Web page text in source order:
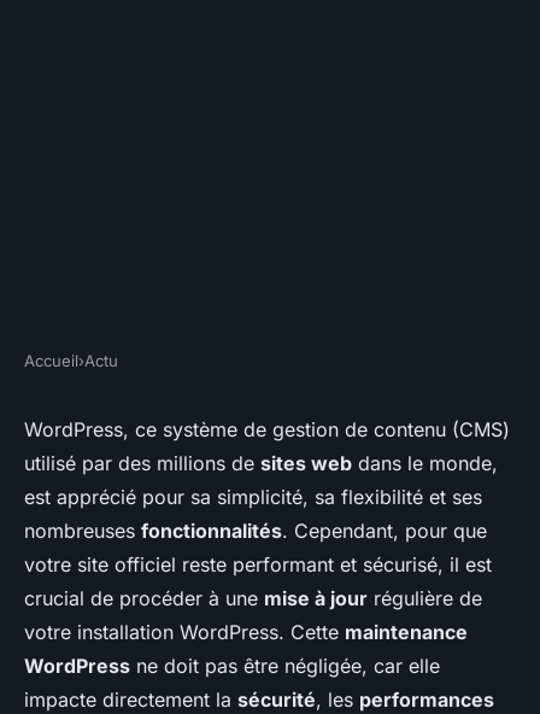
Quels sont les avantages d'une
mise à jour régulière de
WordPress?
Gordon•16/01/2024 12:42•2 min de lecture
Accueil›Actu
WordPress, ce système de gestion de contenu (CMS)
utilisé par des millions de sites web dans le monde,
est apprécié pour sa simplicité, sa flexibilité et ses
nombreuses fonctionnalités. Cependant, pour que
votre site officiel reste performant et sécurisé, il est
crucial de procéder à une mise à jour régulière de
votre installation WordPress. Cette maintenance
WordPress ne doit pas être négligée, car elle
impacte directement la sécurité, les performances